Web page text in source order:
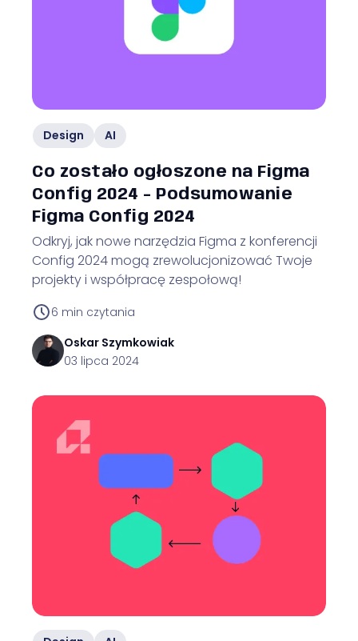
Design AI
Co zostało ogłoszone na Figma
Config 2024 - Podsumowanie
Figma Config 2024
Odkryj, jak nowe narzędzia Figma z konferencji
Config 2024 mogą zrewolucjonizować Twoje
projekty i współpracę zespołową!
6 min czytania
Oskar Szymkowiak
03 lipca 2024